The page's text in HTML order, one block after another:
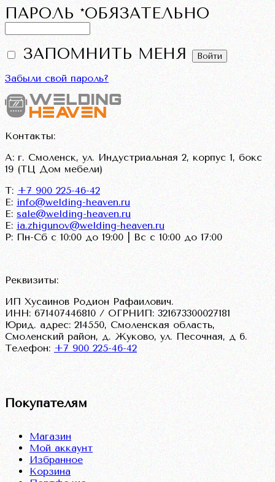
ПАРОЛЬ*ОБЯЗАТЕЛЬНО
ЗАПОМНИТЬ МЕНЯ Войти
Забыли свой пароль?
Контакты:
А: г. Смоленск, ул. Индустриальная 2, корпус 1, бокс
19 (ТЦ Дом мебели)
Т: +7 900 225-46-42
E:info@welding-heaven.ru
E:sale@welding-heaven.ru
E:ia.zhigunov@welding-heaven.ru
Р: Пн-Сб с 10:00 до 19:00 | Вс с 10:00 до 17:00
Реквизиты:
ИП Хусаинов Родион Рафаилович.
ИНН: 671407446810 / ОГРНИП: 321673300027181
Юрид. адрес: 214550, Смоленская область,
Смоленский район, д. Жуково, ул. Песочная, д 6.
Телефон:+7 900 225-46-42
VK
Покупателям
Магазин
Мой аккаунт
Избранное
Корзина